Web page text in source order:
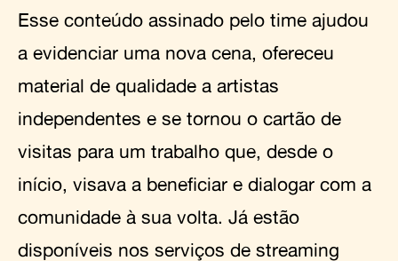
Esse conteúdo assinado pelo time ajudou
a evidenciar uma nova cena, ofereceu
material de qualidade a artistas
independentes e se tornou o cartão de
visitas para um trabalho que, desde o
início, visava a beneficiar e dialogar com a
comunidade à sua volta. Já estão
disponíveis nos serviços de streaming